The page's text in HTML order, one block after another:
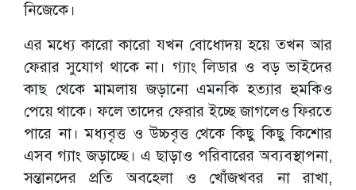
নিজেকে।
এর মধ্যে কারো কারো যখন বোধোদয় হয়ে তখন আর
ফেরার সুযোগ থাকে না। গ্যাং লিডার ও বড় ভাইদের
কাছ থেকে মামলায় জড়ানো এমনকি হত্যার হুমকিও
পেয়ে থাকে। ফলে তাদের ফেরার ইচ্ছে জাগলেও ফিরতে
পারে না। মধ্যবৃত্ত ও উচ্চবৃত্ত থেকে কিছু কিছু কিশোর
এসব গ্যাং জড়াচ্ছে। এ ছাড়াও পরিবারের অব্যবস্থাপনা,
সন্তানদের প্রতি অবহেলা ও খোঁজখবর না রাখা,